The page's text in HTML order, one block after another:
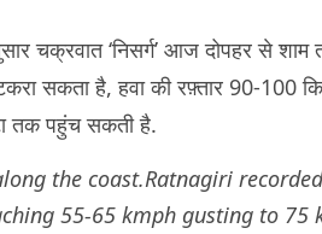
चक्रवात ‘निसर्ग’ आज दोपहर से
सकता है, हवा की रफ़्तार 90-100
तक पहुंच सकती है.
the coast.Ratnagiri
55-65 kmph gusting to